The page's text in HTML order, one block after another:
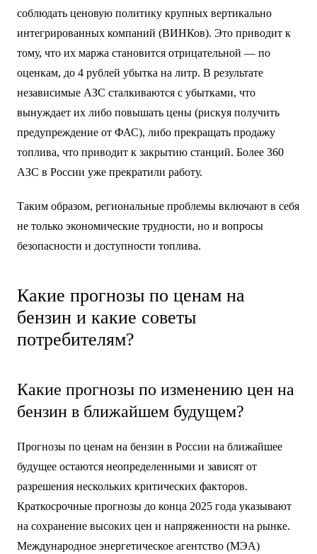
соблюдать ценовую политику крупных вертикально
интегрированных компаний (ВИНКов). Это приводит к
тому, что их маржа становится отрицательной — по
оценкам, до 4 рублей убытка на литр. В результате
независимые АЗС сталкиваются с убытками, что
вынуждает их либо повышать цены (рискуя получить
предупреждение от ФАС), либо прекращать продажу
топлива, что приводит к закрытию станций. Более 360
АЗС в России уже прекратили работу.
Таким образом, региональные проблемы включают в себя
не только экономические трудности, но и вопросы
безопасности и доступности топлива.
Какие прогнозы по ценам на
бензин и какие советы
потребителям?
Какие прогнозы по изменению цен на
бензин в ближайшем будущем?
Прогнозы по ценам на бензин в России на ближайшее
будущее остаются неопределенными и зависят от
разрешения нескольких критических факторов.
Краткосрочные прогнозы до конца 2025 года указывают
на сохранение высоких цен и напряженности на рынке.
Международное энергетическое агентство (МЭА)